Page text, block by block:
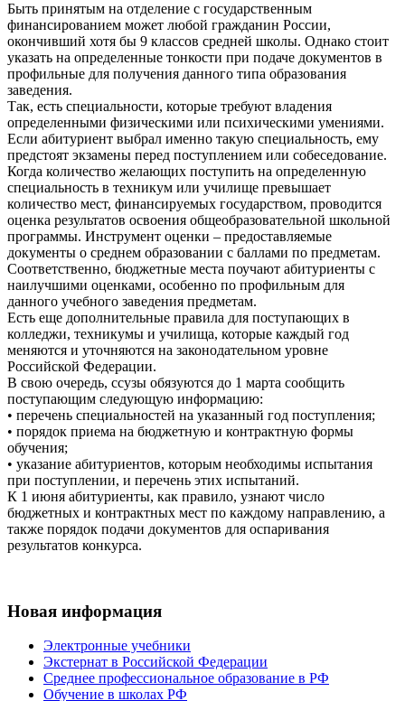
Быть принятым на отделение с государственным
финансированием может любой гражданин России,
окончивший хотя бы 9 классов средней школы. Однако стоит
указать на определенные тонкости при подаче документов в
профильные для получения данного типа образования
заведения.
Так, есть специальности, которые требуют владения
определенными физическими или психическими умениями.
Если абитуриент выбрал именно такую специальность, ему
предстоят экзамены перед поступлением или собеседование.
Когда количество желающих поступить на определенную
специальность в техникум или училище превышает
количество мест, финансируемых государством, проводится
оценка результатов освоения общеобразовательной школьной
программы. Инструмент оценки – предоставляемые
документы о среднем образовании с баллами по предметам.
Соответственно, бюджетные места поучают абитуриенты с
наилучшими оценками, особенно по профильным для
данного учебного заведения предметам.
Есть еще дополнительные правила для поступающих в
колледжи, техникумы и училища, которые каждый год
меняются и уточняются на законодательном уровне
Российской Федерации.
В свою очередь, ссузы обязуются до 1 марта сообщить
поступающим следующую информацию:
• перечень специальностей на указанный год поступления;
• порядок приема на бюджетную и контрактную формы
обучения;
• указание абитуриентов, которым необходимы испытания
при поступлении, и перечень этих испытаний.
К 1 июня абитуриенты, как правило, узнают число
бюджетных и контрактных мест по каждому направлению, а
также порядок подачи документов для оспаривания
результатов конкурса.
Новая информация
Электронные учебники
Экстернат в Российской Федерации
Среднее профессиональное образование в РФ
Обучение в школах РФ